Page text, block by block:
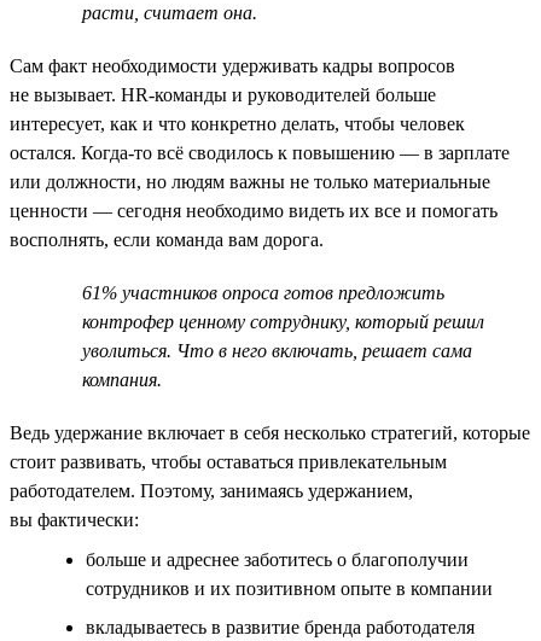
расти, считает она.
Сам факт необходимости удерживать кадры вопросов
не вызывает. HR-команды и руководителей больше
интересует, как и что конкретно делать, чтобы человек
остался. Когда-то всё сводилось к повышению — в зарплате
или должности, но людям важны не только материальные
ценности — сегодня необходимо видеть их все и помогать
восполнять, если команда вам дорога.
61% участников опроса готов предложить
контрофер ценному сотруднику, который решил
уволиться. Что в него включать, решает сама
компания.
Ведь удержание включает в себя несколько стратегий, которые
стоит развивать, чтобы оставаться привлекательным
работодателем. Поэтому, занимаясь удержанием,
вы фактически:
больше и адреснее заботитесь о благополучии
сотрудников и их позитивном опыте в компании
вкладываетесь в развитие бренда работодателя